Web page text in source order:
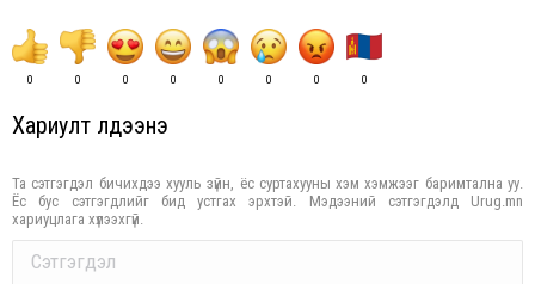
0 0 0 0 0 0 0 0
Хариулт үлдээнэ үү
Та сэтгэгдэл бичихдээ хууль зүйн, ёс суртахууны хэм хэмжээг баримтална уу.
Ёс бус сэтгэгдлийг бид устгах эрхтэй. Мэдээний сэтгэгдэлд Urug.mn
хариуцлага хүлээхгүй.
Comment